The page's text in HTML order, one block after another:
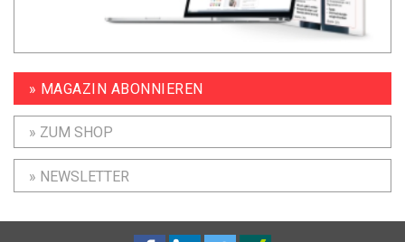
» MAGAZIN ABONNIEREN
» ZUM SHOP
» NEWSLETTER